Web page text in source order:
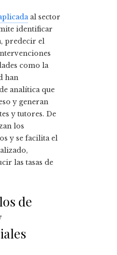
al sector
identificar
predecir el
como la
han
analítica que
y generan
y tutores. De
los
y se facilita el
las tasas de
de